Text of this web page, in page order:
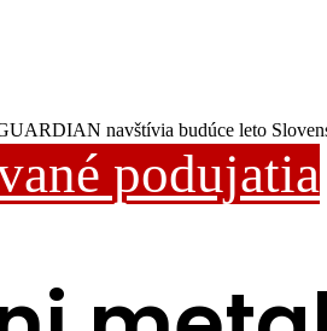
navštívia budúce leto
podujatia